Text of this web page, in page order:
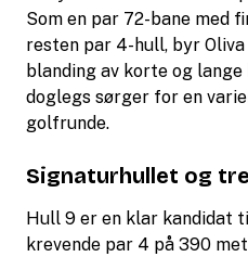
Som en par 72-bane med
resten par 4-hull, byr
blanding av korte og
doglegs sørger for en
golfrunde.
Signaturhullet og
Hull 9 er en klar kandidat
krevende par 4 på 390